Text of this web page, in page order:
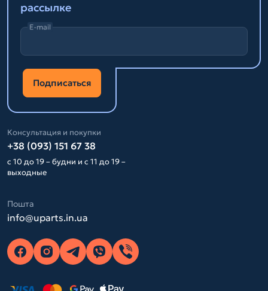
рассылке
E-mail
Подписаться
Консультация и покупки
+38 (093) 151 67 38
с 10 до 19 – будни и с 11 до 19 –
выходные
Пошта
info@uparts.in.ua